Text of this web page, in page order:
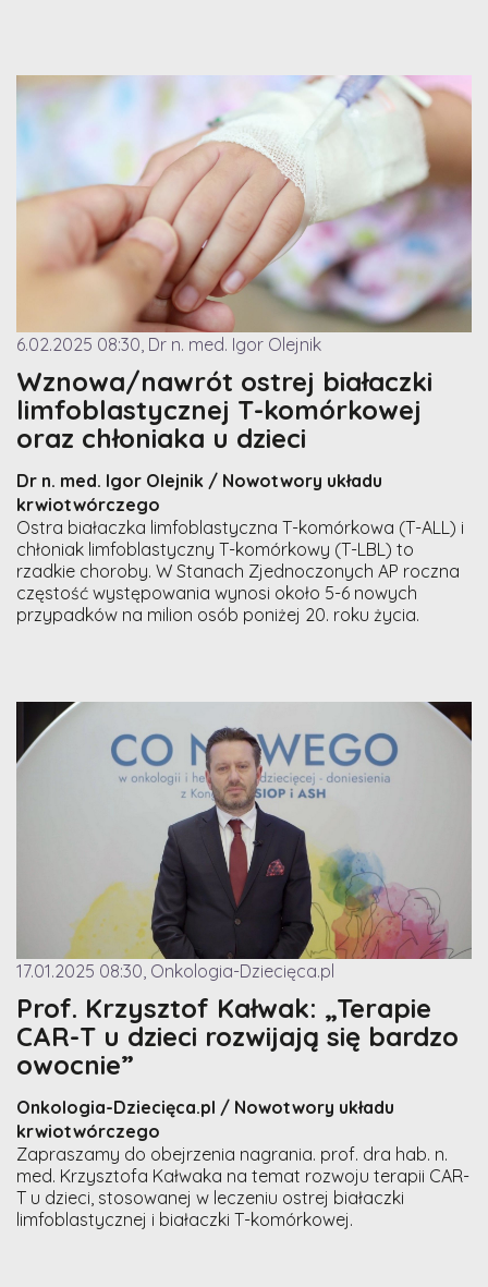
6.02.2025 08:30, Dr n. med. Igor Olejnik
Wznowa/nawrót ostrej białaczki
limfoblastycznej T-komórkowej
oraz chłoniaka u dzieci
Dr n. med. Igor Olejnik / Nowotwory układu
krwiotwórczego
Ostra białaczka limfoblastyczna T-komórkowa (T-ALL) i
chłoniak limfoblastyczny T-komórkowy (T-LBL) to
rzadkie choroby. W Stanach Zjednoczonych AP roczna
częstość występowania wynosi około 5-6 nowych
przypadków na milion osób poniżej 20. roku życia.
17.01.2025 08:30, Onkologia-Dziecięca.pl
Prof. Krzysztof Kałwak: „Terapie
CAR-T u dzieci rozwijają się bardzo
owocnie”
Onkologia-Dziecięca.pl / Nowotwory układu
krwiotwórczego
Zapraszamy do obejrzenia nagrania. prof. dra hab. n.
med. Krzysztofa Kałwaka na temat rozwoju terapii CAR-
T u dzieci, stosowanej w leczeniu ostrej białaczki
limfoblastycznej i białaczki T-komórkowej.